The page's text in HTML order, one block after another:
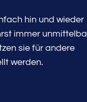
hin und wieder
immer
sie für andere
werden.